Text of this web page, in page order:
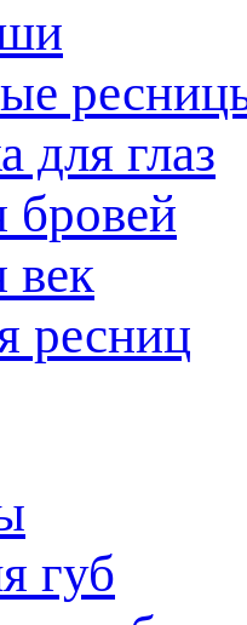
для глаз
бровей
век
ресниц
губ